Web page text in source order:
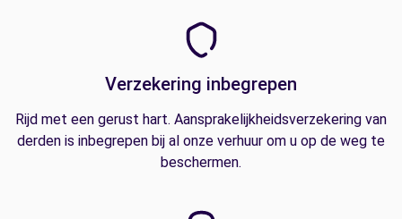
Verzekering inbegrepen
Rijd met een gerust hart. Aansprakelijkheidsverzekering van
derden is inbegrepen bij al onze verhuur om u op de weg te
beschermen.